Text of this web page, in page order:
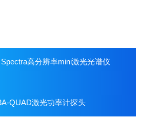
高分辨率mini激光光谱仪
QUAD激光功率计探头